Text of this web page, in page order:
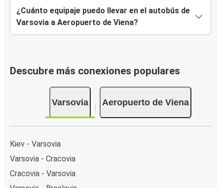
¿Cuánto equipaje puedo llevar en el autobús de
Varsovia a Aeropuerto de Viena?
Descubre más conexiones populares
Varsovia Aeropuerto de Viena
Kiev - Varsovia
Varsovia - Cracovia
Cracovia - Varsovia